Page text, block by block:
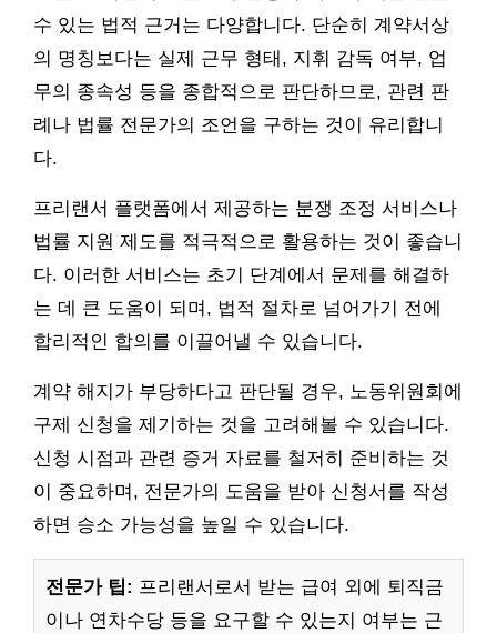
수 있는 법적 근거는 다양합니다. 단순히 계약서상
의 명칭보다는 실제 근무 형태, 지휘 감독 여부, 업
무의 종속성 등을 종합적으로 판단하므로, 관련 판
례나 법률 전문가의 조언을 구하는 것이 유리합니
다.
프리랜서 플랫폼에서 제공하는 분쟁 조정 서비스나
법률 지원 제도를 적극적으로 활용하는 것이 좋습니
다. 이러한 서비스는 초기 단계에서 문제를 해결하
는 데 큰 도움이 되며, 법적 절차로 넘어가기 전에
합리적인 합의를 이끌어낼 수 있습니다.
계약 해지가 부당하다고 판단될 경우, 노동위원회에
구제 신청을 제기하는 것을 고려해볼 수 있습니다.
신청 시점과 관련 증거 자료를 철저히 준비하는 것
이 중요하며, 전문가의 도움을 받아 신청서를 작성
하면 승소 가능성을 높일 수 있습니다.
전문가 팁: 프리랜서로서 받는 급여 외에 퇴직금
이나 연차수당 등을 요구할 수 있는지 여부는 근